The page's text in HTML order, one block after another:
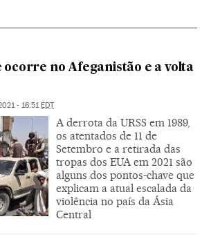
ocorre no Afeganistão e a volta
- 16:51 EDT
A derrota da URSS em 1989,
os atentados de 11 de
Setembro e a retirada das
tropas dos EUA em 2021 são
alguns dos pontos-chave que
explicam a atual escalada da
violência no país da Ásia
Central